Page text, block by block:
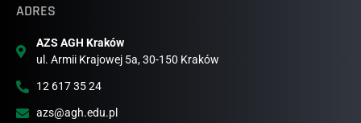
ADRES
AZS AGH Kraków
ul. Armii Krajowej 5a, 30-150 Kraków
12 617 35 24
azs@agh.edu.pl